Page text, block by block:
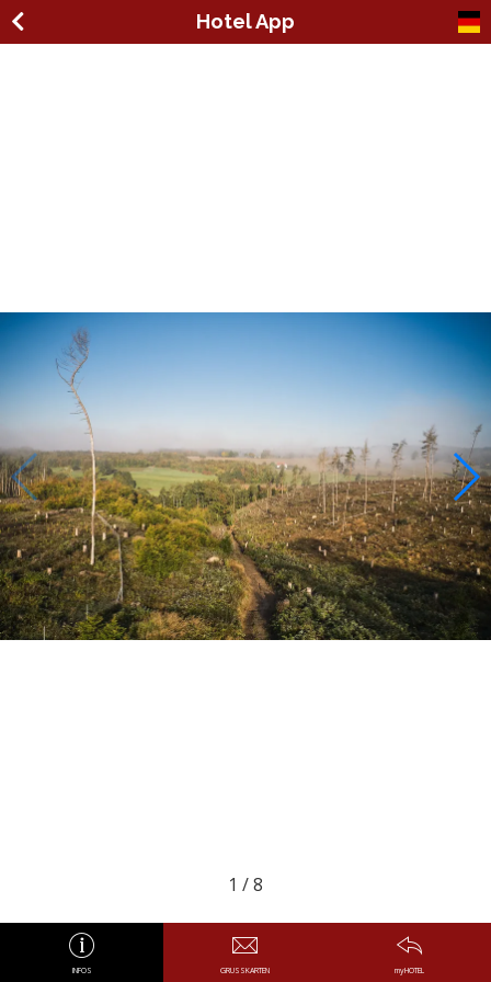
Hotel App
1 /8
INFOS GRUSSKARTEN myHOTEL